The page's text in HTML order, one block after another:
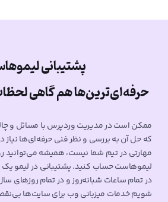
پشتیبانی
حرفه‌ای‌ترین‌ها هم گاهی
ممکن است در مدیریت وردپرس با مسائل و
که حل آن به بررسی و نظر فنی حرفه‌ای‌ها نیاز
مهارتی در تیم شما نیست، همیشه
لیمو‌هاست حساب کنید. پشتیبانی در لیمو‌ یک
در تمام ساعات شبانه‌روز و در تمام روزهای
شویم خدمات میزبانی وب برای سایت‌ها